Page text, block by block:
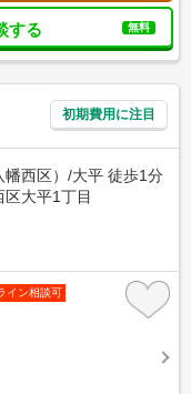
する 無料
初期費用に注目
西区）/大平 徒歩1分
大平1丁目
イン相談可